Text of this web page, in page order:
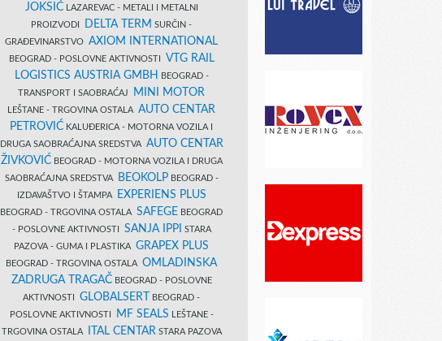
JOKSIĆLAZAREVAC - METALI I METALNI
PROIZVODI
DELTA TERM SURČIN -
GRAĐEVINARSTVO AXIOM INTERNATIONAL
BEOGRAD - POSLOVNE AKTIVNOSTI VTG RAIL
LOGISTICS AUSTRIA GMBH
BEOGRAD -
TRANSPORT I SAOBRAĆAJ
MINI MOTOR
LEŠTANE - TRGOVINA OSTALA AUTO CENTAR
PETROVIĆ KALUĐERICA - MOTORNA VOZILA I
DRUGA SAOBRAĆAJNA SREDSTVA AUTO CENTAR
ŽIVKOVIĆBEOGRAD - MOTORNA VOZILA I DRUGA
SAOBRAĆAJNA SREDSTVA
BEOKOLPBEOGRAD -
IZDAVAŠTVO I ŠTAMPA
EXPERIENS PLUS
BEOGRAD - TRGOVINA OSTALA SAFEGE BEOGRAD
- POSLOVNE AKTIVNOSTI SANJA IPPI
STARA
PAZOVA - GUMA I PLASTIKA GRAPEX PLUS
BEOGRAD - TRGOVINA OSTALA OMLADINSKA
ZADRUGA TRAGAČBEOGRAD - POSLOVNE
AKTIVNOSTI GLOBALSERT
BEOGRAD -
POSLOVNE AKTIVNOSTI
MF SEALS LEŠTANE -
TRGOVINA OSTALA
ITAL CENTAR STARA PAZOVA